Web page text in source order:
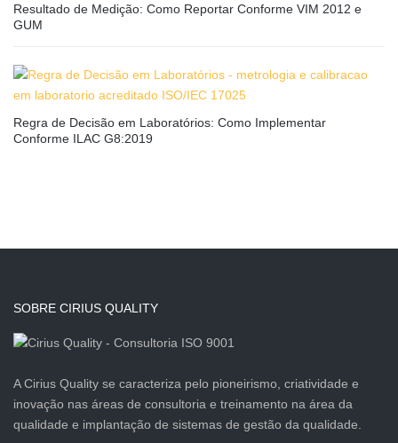
Resultado de Medição: Como Reportar Conforme VIM 2012 e
GUM
Regra de Decisão em Laboratórios: Como Implementar
Conforme ILAC G8:2019
SOBRE CIRIUS QUALITY
A Cirius Quality se caracteriza pelo pioneirismo, criatividade e
inovação nas áreas de consultoria e treinamento na área da
qualidade e implantação de sistemas de gestão da qualidade.